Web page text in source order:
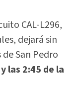
CAL-L296,
dejará sin
San Pedro
las 2:45 de la